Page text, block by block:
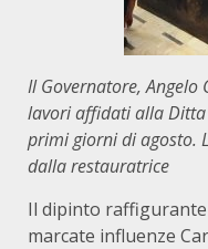
Il Governatore,
lavori affidati alla
primi giorni di agosto.
dalla restauratrice
Il dipinto raffigurante
marcate influenze